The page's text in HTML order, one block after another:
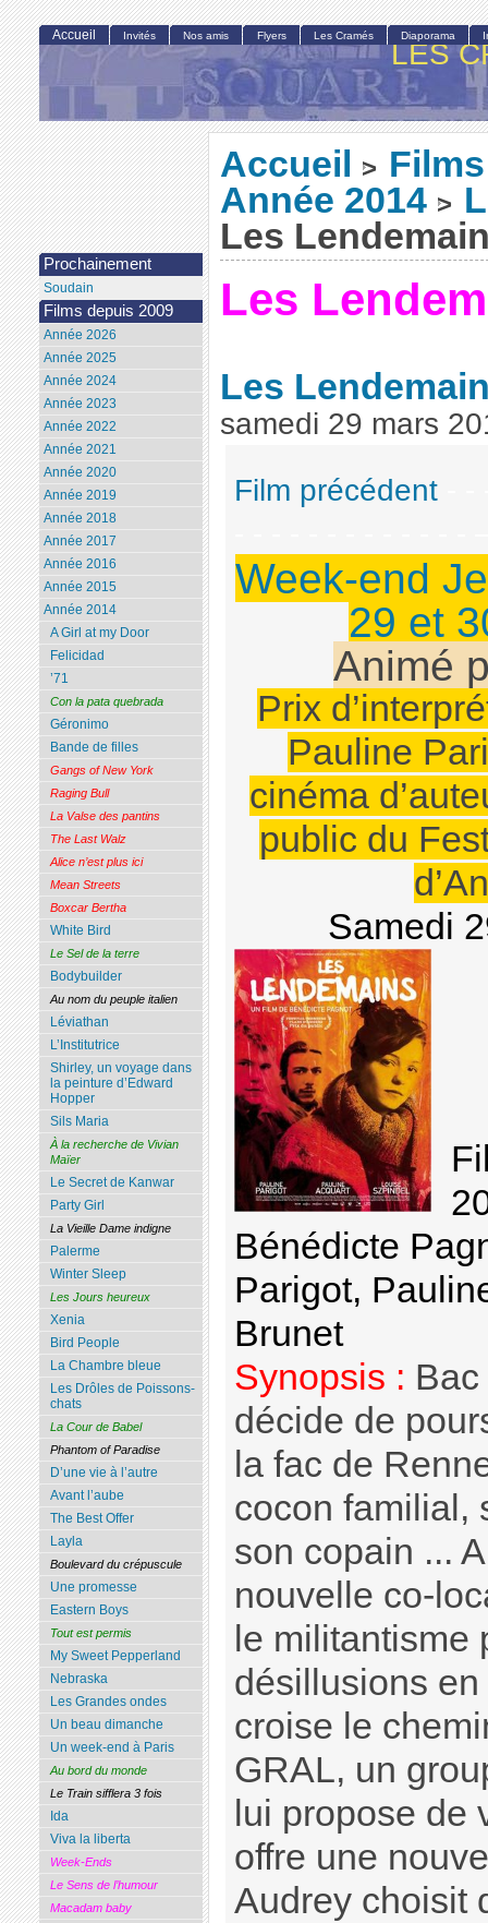
LES
Accueil >
Année 2014 >
Les
Les
Les
samedi 29 mars
Film précédent
Week-end
29 et
Animé
Prix
Pauline
cinéma
public du
Samedi
Bénédicte
Parigot,
Brunet
Synopsis :
décide de
la fac de
cocon familial,
son copain ...
nouvelle co-
le militantisme
désillusions
croise le
GRAL, un
lui propose de
offre une
Audrey choisit
Accueil Invités Nos amis Flyers Les Cramés Diaporama
Prochainement
Soudain
Films depuis 2009
Année 2026
Année 2025
Année 2024
Année 2023
Année 2022
Année 2021
Année 2020
Année 2019
Année 2018
Année 2017
Année 2016
Année 2015
Année 2014
A Girl at my Door
Felicidad
’71
Con la pata quebrada
Géronimo
Bande de filles
Gangs of New York
Raging Bull
La Valse des pantins
The Last Walz
Alice n’est plus ici
Mean Streets
Boxcar Bertha
White Bird
Le Sel de la terre
Bodybuilder
Au nom du peuple italien
Léviathan
L’Institutrice
Shirley, un voyage dans
la peinture d’Edward
Hopper
Sils Maria
À la recherche de Vivian
Maïer
Le Secret de Kanwar
Party Girl
La Vieille Dame indigne
Palerme
Winter Sleep
Les Jours heureux
Xenia
Bird People
La Chambre bleue
Les Drôles de Poissons-
chats
La Cour de Babel
Phantom of Paradise
D’une vie à l’autre
Avant l’aube
The Best Offer
Layla
Boulevard du crépuscule
Une promesse
Eastern Boys
Tout est permis
My Sweet Pepperland
Nebraska
Les Grandes ondes
Un beau dimanche
Un week-end à Paris
Au bord du monde
Le Train sifflera 3 fois
Ida
Viva la liberta
Week-Ends
Le Sens de l’humour
Macadam baby